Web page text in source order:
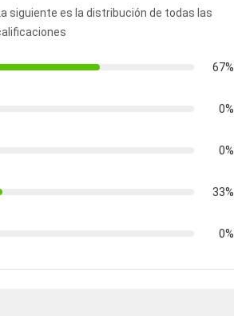
siguiente es la distribución de todas las
67%
0%
0%
33%
0%